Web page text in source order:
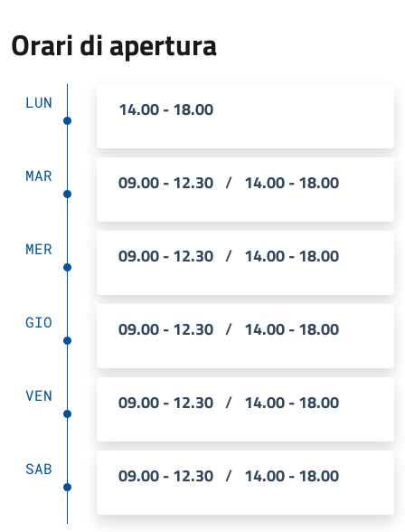
Orari di apertura
LUN 14.00 - 18.00
MAR 09.00 - 12.30 / 14.00 - 18.00
MER 09.00 - 12.30 / 14.00 - 18.00
GIO 09.00 - 12.30 / 14.00 - 18.00
VEN 09.00 - 12.30 / 14.00 - 18.00
SAB 09.00 - 12.30 / 14.00 - 18.00